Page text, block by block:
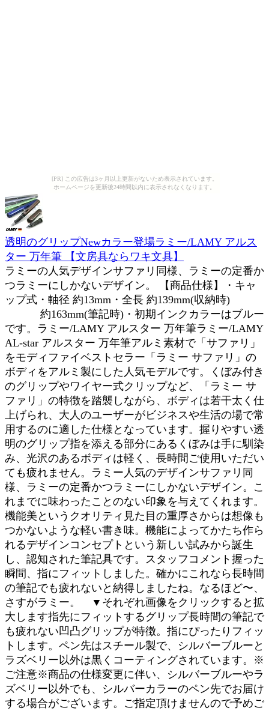
[PR] この広告は3ヶ月以上更新がないため表示されています。
ホームページを更新後24時間以内に表示されなくなります。
透明のグリップNewカラー登場ラミー/LAMY アルス
ター 万年筆 【文房具ならワキ文具】
ラミーの人気デザインサファリ同様、ラミーの定番か
つラミーにしかないデザイン。 【商品仕様】・キャ
ップ式・軸径 約13mm・全長 約139mm(収納時)
約163mm(筆記時)・初期インクカラーはブルー
です。ラミー/LAMY アルスター 万年筆ラミー/LAMY
AL-star アルスター 万年筆アルミ素材で「サファリ」
をモディファイベストセラー「ラミー サファリ」の
ボディをアルミ製にした人気モデルです。くぼみ付き
のグリップやワイヤー式クリップなど、「ラミー サ
ファリ」の特徴を踏襲しながら、ボディは若干太く仕
上げられ、大人のユーザーがビジネスや生活の場で常
用するのに適した仕様となっています。握りやすい透
明のグリップ指を添える部分にあるくぼみは手に馴染
み、光沢のあるボディは軽く、長時間ご使用いただい
ても疲れません。ラミー人気のデザインサファリ同
様、ラミーの定番かつラミーにしかないデザイン。こ
れまでに味わったことのない印象を与えてくれます。
機能美というクオリティ見た目の重厚さからは想像も
つかないような軽い書き味。機能によってかたち作ら
れるデザインコンセプトという新しい試みから誕生
し、認知された筆記具です。スタッフコメント握った
瞬間、指にフィットしました。確かにこれなら長時間
の筆記でも疲れないと納得しましたね。なるほど〜、
さすがラミー。 ▼それぞれ画像をクリックすると拡
大します指先にフィットするグリップ長時間の筆記で
も疲れない凹凸グリップが特徴。指にぴったりフィッ
トします。ペン先はスチール製で、シルバーブルーと
ラズベリー以外は黒くコーティングされています。※
ご注意※商品の仕様変更に伴い、シルバーブルーやラ
ズベリー以外でも、シルバーカラーのペン先でお届け
する場合がございます。ご指定頂けませんので予めご